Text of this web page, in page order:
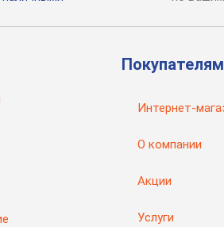
Покупателям
Интернет-
О компании
Акции
Услуги